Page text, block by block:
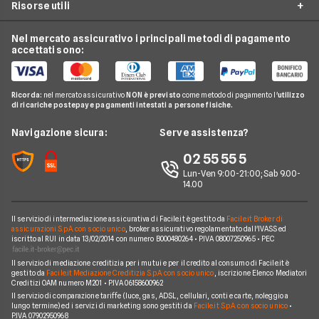
Conti e Carte
Pay TV
Noleggio Lungo Termine
News
Contatti
Migliori Offerte Luce
Migliori Offerte Gas
Costo Kwh
Cambio gestore energia
Miglior Fornitore Energia Elettrica
Miglior Fornitore Gas
Eni Plenitude
Acea
Gas Natural
A2A
Edison
Iren
Optima
Sorgenia
Fornitori Energetici
Risorse utili
Osservatorio Gas e Luce
Guida Luce e Gas
Domande Luce e Gas
Glossario Gas e Luce
Notizie Luce e Gas
Argomenti in evidenza Gas e Luce
Nel mercato assicurativo i principali metodi di pagamento
accettati sono:
Ricorda: nel mercato assicurativo NON è previsto come metodo di pagamento l'utilizzo
di ricariche postepay e pagamenti intestati a persone fisiche.
Navigazione sicura: Serve assistenza?
02 55 55 5
Lun-Ven 9:00-21:00; Sab 9.00-
14.00
Il servizio di intermediazione assicurativa di Facile.it è gestito da Facile.it Broker di
assicurazioni S.p.A. con socio unico, broker assicurativo regolamentato dall'IVASS ed
iscritto al RUI in data 13/02/2014 con numero B000480264 • P.IVA 08007250965 • PEC
Il servizio di mediazione creditizia per i mutui e per il credito al consumo di Facile.it è
gestito da Facile.it Mediazione Creditizia S.p.A. con socio unico , iscrizione Elenco Mediatori
Creditizi OAM numero M201 • P.IVA 06158600962
Il servizio di comparazione tariffe (luce, gas, ADSL, cellulari, conti e carte, noleggio a
lungo termine) ed i servizi di marketing sono gestiti da Facile.it S.p.A. con socio unico•
P.IVA 07902950968